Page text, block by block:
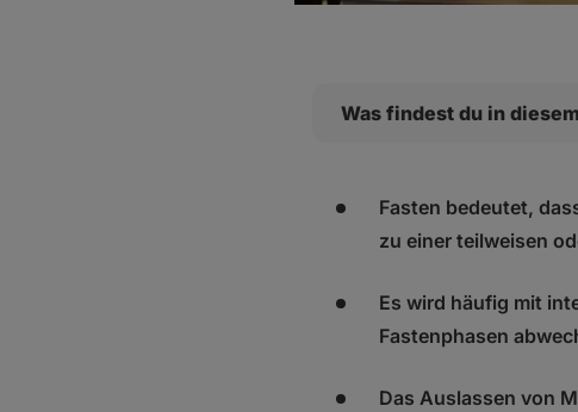
Was findest du in
Was ist dran an den
Mythos: Nüchtern
Mythos: Training auf
Mythos: Training auf
Gibt es Risiken?
Fasten bedeutet,
zu einer teilweisen
Es wird häufig mit
Fastenphasen
Das Auslassen von